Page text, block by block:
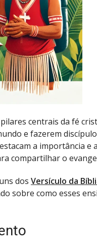
centrais da fé
e fazerem
a importância e
compartilhar o
dos Versículo da
sobre como esses